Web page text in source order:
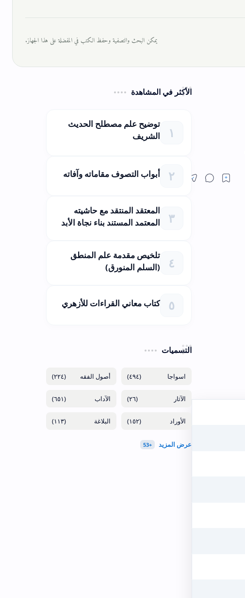
يمكن البحث والتصفية وحفظ الكتب في المفضلة على هذا الجهاز.
الأكثر في المشاهدة
توضيح علم مصطلح الحديث
الشريف
أبواب التصوف مقاماته وآفاته
المعتقد المنتقد مع حاشيته
المعتمد المستند بناء نجاة الأبد
تلخيص مقدمة علم المنطق
(السلم المنورق)
كتاب معاني القراءات للأزهري
التسميات
(٤٩٤) (٢٢٤)
(٢٦) (٦٥١)
(١٥٢) (١١٣)